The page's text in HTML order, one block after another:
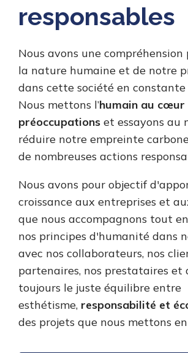
responsables
Nous avons une compréhension
la nature humaine et de notre
dans cette société en
Nous mettons l’humain au cœur
préoccupations et essayons au
réduire notre empreinte
de nombreuses actions
Nous avons pour objectif
croissance aux entreprises et
que nous accompagnons tout
nos principes d'humanité dans
avec nos collaborateurs, nos
partenaires, nos prestataires et
toujours le juste équilibre entre
esthétisme, responsabilité et
des projets que nous mettons